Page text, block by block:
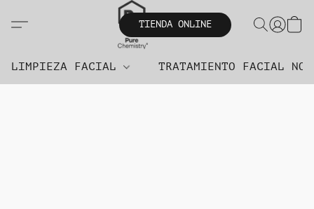
TIENDA ONLINE
LIMPIEZA FACIAL TRATAMIENTO FACIAL